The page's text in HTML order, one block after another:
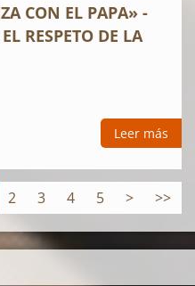
CON EL PAPA» -
RESPETO DE LA
Leer más
2 3 4 5 > >>